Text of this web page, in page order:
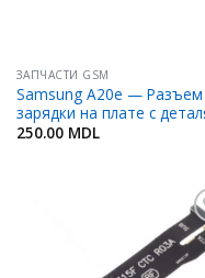
ЗАПЧАСТИ GSM
Samsung A20e — Разъем
зарядки на плате с
250.00 MDL
в